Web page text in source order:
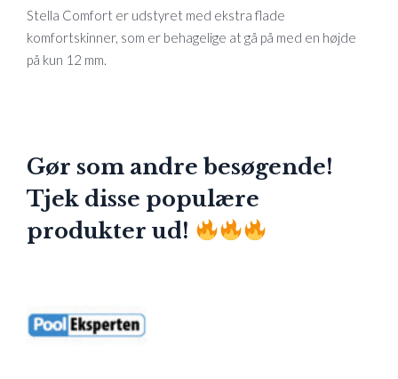
Stella Comfort er udstyret med ekstra flade
komfortskinner, som er behagelige at gå på med en højde
på kun 12 mm.
Gør som andre besøgende!
Tjek disse populære
produkter ud!